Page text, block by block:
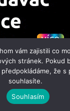
| člen
| Theme by
vám zajistili co
stránek. Pokud
že s
souhlasíte.
Souhlasím